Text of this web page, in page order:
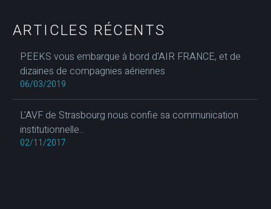
ARTICLES RÉCENTS
PEEKS vous embarque à bord d'AIR FRANCE, et de
dizaines de compagnies aériennes
06/03/2019
L'AVF de Strasbourg nous confie sa communication
institutionnelle...
02/11/2017